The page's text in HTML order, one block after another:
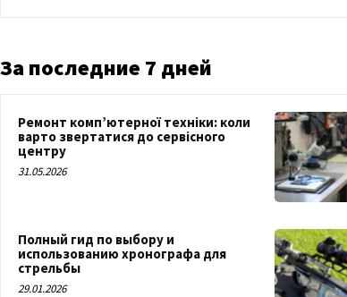
За последние 7 дней
Ремонт комп’ютерної техніки: коли
варто звертатися до сервісного
центру
31.05.2026
Полный гид по выбору и
использованию хронографа для
стрельбы
29.01.2026